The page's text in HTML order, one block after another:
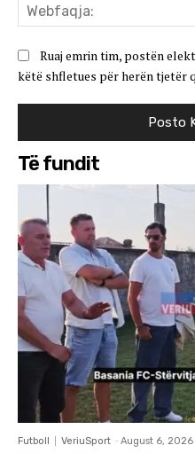
Ruaj emrin tim, postën
këtë shfletues për herën tjetër
Të fundit
Futboll VeriuSport - August 6, 2026